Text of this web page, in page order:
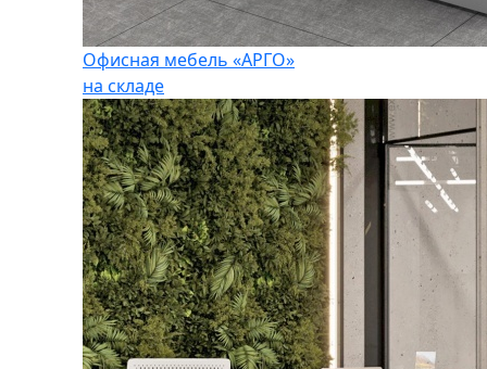
Офисная мебель «АРГО»
на складе